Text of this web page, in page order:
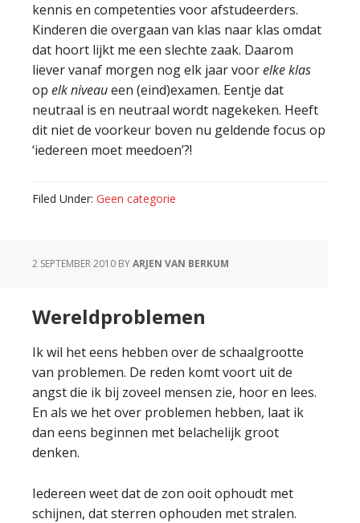
kennis en competenties voor afstudeerders.
Kinderen die overgaan van klas naar klas omdat
dat hoort lijkt me een slechte zaak. Daarom
liever vanaf morgen nog elk jaar voorelke klas
op elk niveaueen (eind)examen. Eentje dat
neutraal is en neutraal wordt nagekeken. Heeft
dit niet de voorkeur boven nu geldende focus op
‘iedereen moet meedoen’?!
Filed Under: Geen categorie
2 SEPTEMBER 2010 BYARJEN VAN BERKUM
Wereldproblemen
Ik wil het eens hebben over de schaalgrootte
van problemen. De reden komt voort uit de
angst die ik bij zoveel mensen zie, hoor en lees.
En als we het over problemen hebben, laat ik
dan eens beginnen met belachelijk groot
denken.
Iedereen weet dat de zon ooit ophoudt met
schijnen, dat sterren ophouden met stralen.